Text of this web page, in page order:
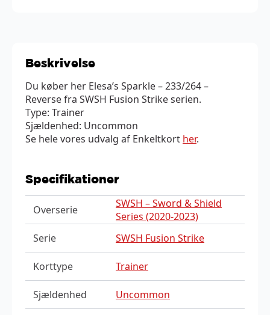
Beskrivelse
Du køber her Elesa’s Sparkle – 233/264 –
Reverse fra SWSH Fusion Strike serien.
Type: Trainer
Sjældenhed: Uncommon
Se hele vores udvalg af Enkeltkort her.
Specifikationer
Overserie
SWSH – Sword & Shield
Series (2020-2023)
Serie
SWSH Fusion Strike
Korttype Trainer
Sjældenhed Uncommon